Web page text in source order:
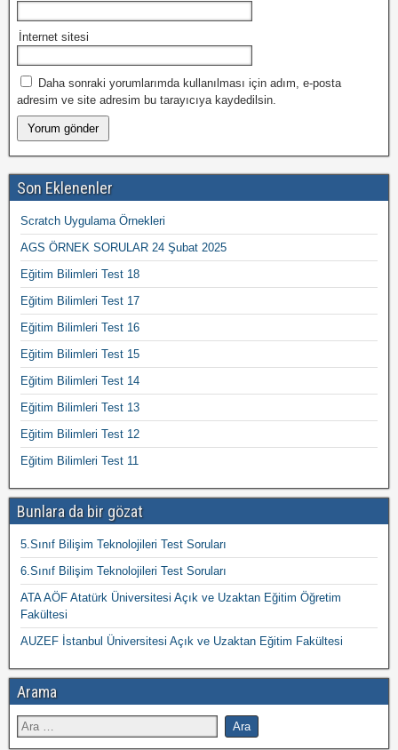
İnternet sitesi
Daha sonraki yorumlarımda kullanılması için adım, e-posta
adresim ve site adresim bu tarayıcıya kaydedilsin.
Son Eklenenler
Scratch Uygulama Örnekleri
AGS ÖRNEK SORULAR 24 Şubat 2025
Eğitim Bilimleri Test 18
Eğitim Bilimleri Test 17
Eğitim Bilimleri Test 16
Eğitim Bilimleri Test 15
Eğitim Bilimleri Test 14
Eğitim Bilimleri Test 13
Eğitim Bilimleri Test 12
Eğitim Bilimleri Test 11
Bunlara da bir gözat
5.Sınıf Bilişim Teknolojileri Test Soruları
6.Sınıf Bilişim Teknolojileri Test Soruları
ATA AÖF Atatürk Üniversitesi Açık ve Uzaktan Eğitim Öğretim
Fakültesi
AUZEF İstanbul Üniversitesi Açık ve Uzaktan Eğitim Fakültesi
Arama